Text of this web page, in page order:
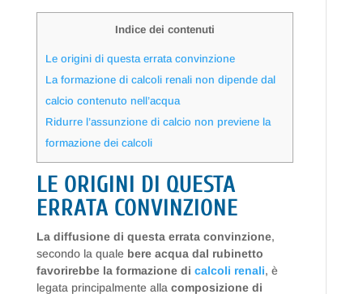
Indice dei contenuti
Le origini di questa errata convinzione
La formazione di calcoli renali non dipende dal
calcio contenuto nell’acqua
Ridurre l’assunzione di calcio non previene la
formazione dei calcoli
LE ORIGINI DI QUESTA
ERRATA CONVINZIONE
La diffusione di questa errata convinzione,
secondo la quale bere acqua dal rubinetto
favorirebbe la formazione di calcoli renali, è
legata principalmente allacomposizione di